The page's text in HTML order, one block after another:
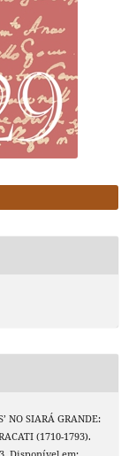
NO SIARÁ GRANDE:
(1710-1793).